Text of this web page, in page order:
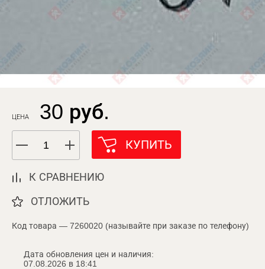
ЦЕНА 30 руб.
КУПИТЬ
К СРАВНЕНИЮ
ОТЛОЖИТЬ
Код товара — 7260020 (называйте при заказе по телефону)
Дата обновления цен и наличия:
07.08.2026 в 18:41